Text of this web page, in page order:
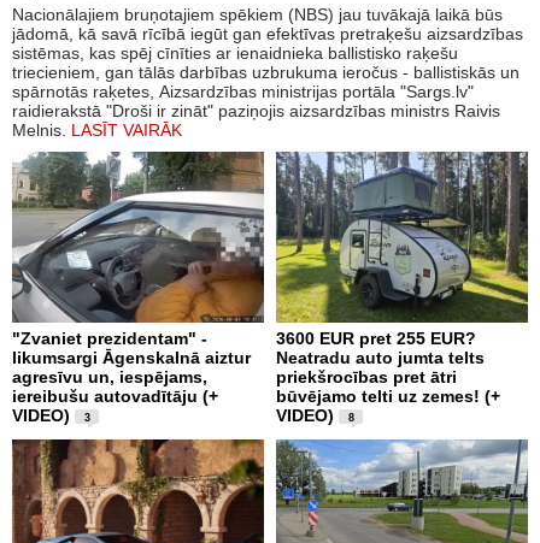
Nacionālajiem bruņotajiem spēkiem (NBS) jau tuvākajā laikā būs
jādomā, kā savā rīcībā iegūt gan efektīvas pretraķešu aizsardzības
sistēmas, kas spēj cīnīties ar ienaidnieka ballistisko raķešu
triecieniem, gan tālās darbības uzbrukuma ieročus - ballistiskās un
spārnotās raķetes, Aizsardzības ministrijas portāla "Sargs.lv"
raidierakstā "Droši ir zināt" paziņojis aizsardzības ministrs Raivis
Melnis. LASĪT VAIRĀK
"Zvaniet prezidentam" -
likumsargi Āgenskalnā aiztur
agresīvu un, iespējams,
iereibušu autovadītāju (+
VIDEO)
3
3600 EUR pret 255 EUR?
Neatradu auto jumta telts
priekšrocības pret ātri
būvējamo telti uz zemes! (+
VIDEO)
8